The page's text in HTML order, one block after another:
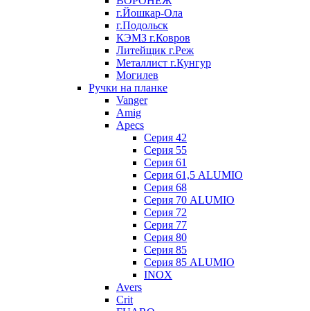
г.Йошкар-Ола
г.Подольск
КЭМЗ г.Ковров
Литейщик г.Реж
Металлист г.Кунгур
Могилев
Ручки на планке
Vanger
Amig
Apecs
Серия 42
Серия 55
Серия 61
Серия 61,5 ALUMIO
Серия 68
Серия 70 ALUMIO
Серия 72
Серия 77
Серия 80
Серия 85
Серия 85 ALUMIO
INOX
Avers
Crit